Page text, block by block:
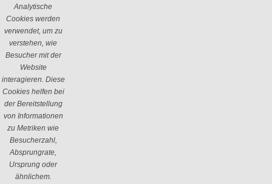
Analytische
Cookies werden
verwendet, um zu
verstehen, wie
Besucher mit der
Website
interagieren. Diese
Cookies helfen bei
der Bereitstellung
von Informationen
zu Metriken wie
Besucherzahl,
Absprungrate,
Ursprung oder
ähnlichem.